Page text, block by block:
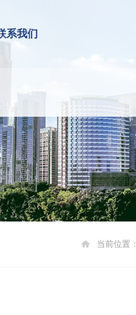
系我们
当前位置：